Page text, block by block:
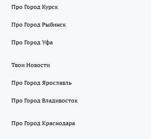
Про Город Курск
Про Город Рыбинск
Про Город Уфа
Твои Новости
Про Город Ярославль
Про Город Владивосток
Про Город Краснодара